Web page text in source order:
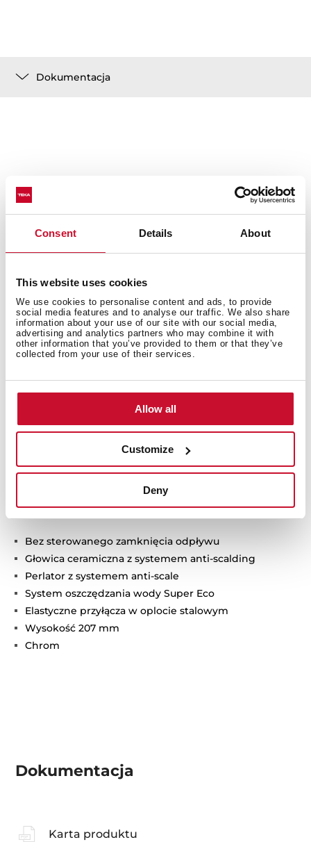
Consent Details About
This website uses cookies
We use cookies to personalise content and ads, to provide
social media features and to analyse our traffic. We also share
information about your use of our site with our social media,
advertising and analytics partners who may combine it with
other information that you’ve provided to them or that they’ve
collected from your use of their services.
Allow all
Customize
Deny
Dokumentacja
Dane techniczne
Bez sterowanego zamknięcia odpływu
Głowica ceramiczna z systemem anti-scalding
Perlator z systemem anti-scale
System oszczędzania wody Super Eco
Elastyczne przyłącza w oplocie stalowym
Wysokość 207 mm
Chrom
Dokumentacja
Karta produktu